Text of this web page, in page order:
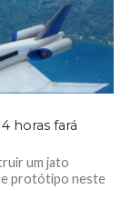
horas fará
um jato
protótipo neste